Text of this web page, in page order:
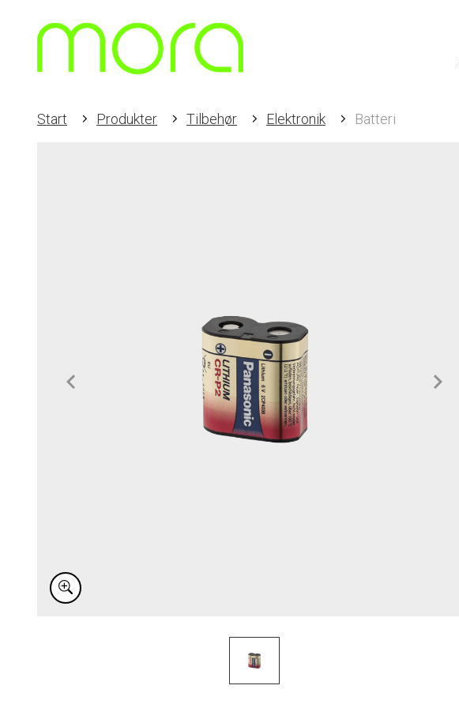
Start Produkter Tilbehør Elektronik Batteri